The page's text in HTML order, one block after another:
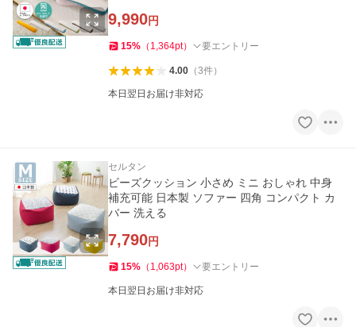
9,990円
15% （ 1,364pt） 要エントリー
4.00（3件）
本日翌日お届け非対応
セルタン
ビーズクッション 小さめ ミニ おしゃれ 中身
補充可能 日本製 ソファー 四角 コンパクト カ
バー 洗える
7,790円
15% （ 1,063pt） 要エントリー
本日翌日お届け非対応